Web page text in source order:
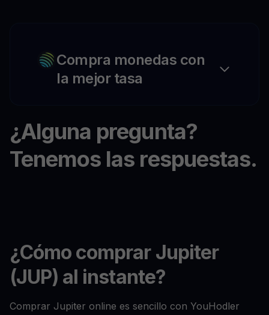
Compra monedas con
la mejor tasa
¿Alguna pregunta?
Tenemos las respuestas.
¿Cómo comprar Jupiter
(JUP) al instante?
Comprar Jupiter online es sencillo con YouHodler